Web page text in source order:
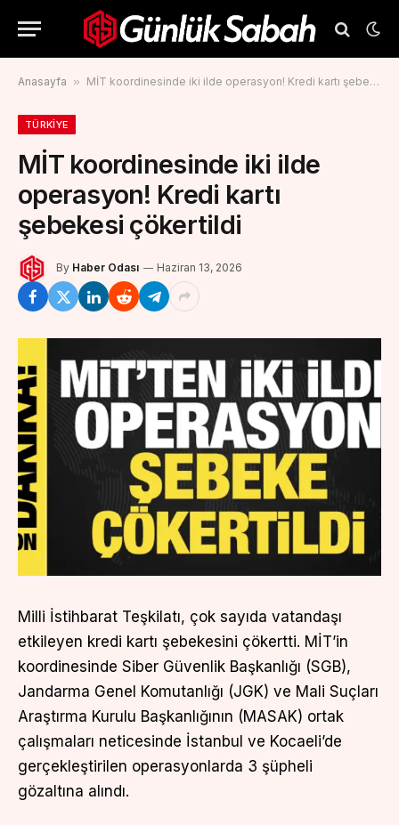
Anasayfa » MİT koordinesinde iki ilde operasyon! Kredi kartı şebekesi çökertildi
TÜRKIYE
MİT koordinesinde iki ilde
operasyon! Kredi kartı
şebekesi çökertildi
By Haber Odası Haziran 13, 2026
Milli İstihbarat Teşkilatı, çok sayıda vatandaşı
etkileyen kredi kartı şebekesini çökertti. MİT’in
koordinesinde Siber Güvenlik Başkanlığı (SGB),
Jandarma Genel Komutanlığı (JGK) ve Mali Suçları
Araştırma Kurulu Başkanlığının (MASAK) ortak
çalışmaları neticesinde İstanbul ve Kocaeli’de
gerçekleştirilen operasyonlarda 3 şüpheli
gözaltına alındı.